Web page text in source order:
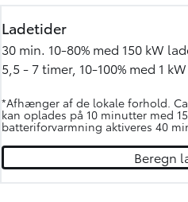
Ladetider
30 min. 10-80% med 150 kW
5,5 - 7 timer, 10-100% med 1
*Afhænger af de lokale forhold.
kan oplades på 10 minutter med
batteriforvarmning aktiveres 40
Beregn